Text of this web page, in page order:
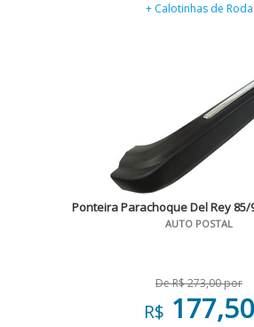
+ Calotinhas de Roda
Ponteira Parachoque Del Rey 85/
AUTO POSTAL
De R$ 273,00 por
R$ 177,50